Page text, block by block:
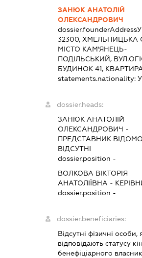
ЗАНЮК АНАТОЛІЙ
ОЛЕКСАНДРОВИЧ
dossier.founderAddress
32300, ХМЕЛЬНИЦЬКА
МІСТО КАМ'ЯНЕЦЬ-
ПОДІЛЬСЬКИЙ,
БУДИНОК 41,
statements.nationality:
dossier.heads:
ЗАНЮК АНАТОЛІЙ
ОЛЕКСАНДРОВИЧ -
ПРЕДСТАВНИК
ВІДСУТНІ
dossier.position -
ВОЛКОВА ВІКТОРІЯ
АНАТОЛІЇВНА -
dossier.position -
dossier.beneficiaries:
Відсутні фізичні особи,
відповідають статусу
бенефіціарного